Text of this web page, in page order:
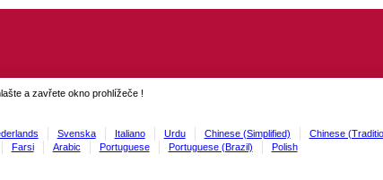
a zavřete okno prohlížeče !
Svenska Italiano Urdu Chinese (Simplified) Chinese
Farsi Arabic Portuguese Portuguese (Brazil) Polish